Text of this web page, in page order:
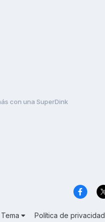
con una SuperDink
Tema Política de privacidad